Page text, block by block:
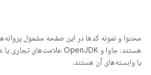
محتوا و نمونه کدها در این صفحه مشمول
یا وابسته‌های آن هستند.